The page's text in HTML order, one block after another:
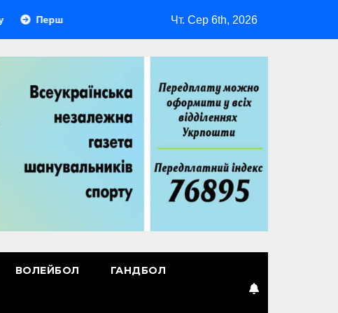
Перший лідер Повернення Мудрика Втрачені ілюзії
Чт. Сер 6th, 2026
ВОЛЕЙБОЛ ГАНДБОЛ